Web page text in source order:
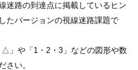
迷路の到達点に掲載しているヒン
たバージョンの視線迷路課題で
△」や「1・2・3」などの図形や数
さい。